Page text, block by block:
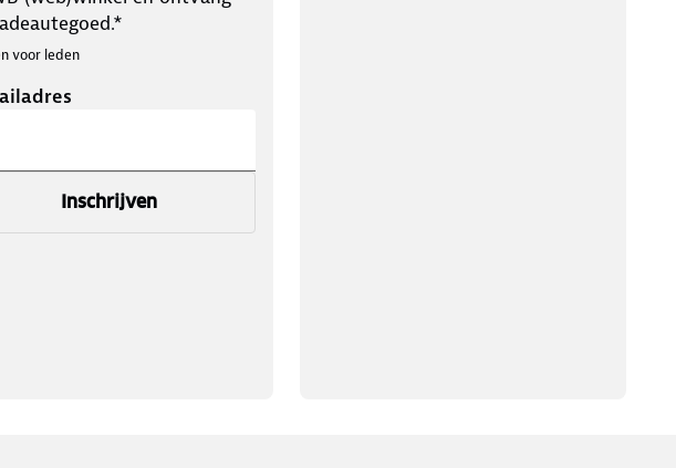
voor leden
Inschrijven